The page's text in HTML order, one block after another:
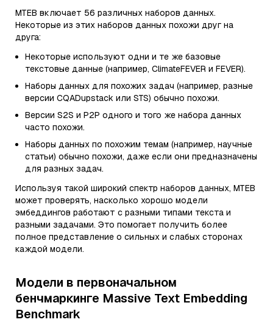
MTEB включает 56 различных наборов данных.
Некоторые из этих наборов данных похожи друг на
друга:
Некоторые используют одни и те же базовые
текстовые данные (например, ClimateFEVER и FEVER).
Наборы данных для похожих задач (например, разные
версии CQADupstack или STS) обычно похожи.
Версии S2S и P2P одного и того же набора данных
часто похожи.
Наборы данных по похожим темам (например, научные
статьи) обычно похожи, даже если они предназначены
для разных задач.
Используя такой широкий спектр наборов данных, MTEB
может проверять, насколько хорошо модели
эмбеддингов работают с разными типами текста и
разными задачами. Это помогает получить более
полное представление о сильных и слабых сторонах
каждой модели.
Модели в первоначальном
бенчмаркинге Massive Text Embedding
Benchmark